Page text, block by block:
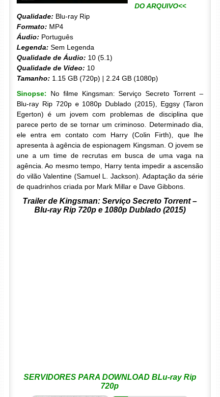
DO ARQUIVO<<
Qualidade: Blu-ray Rip
Formato: MP4
Áudio: Português
Legenda: Sem Legenda
Qualidade de Áudio: 10 (5.1)
Qualidade de Vídeo: 10
Tamanho: 1.15 GB (720p) | 2.24 GB (1080p)
Sinopse: No filme Kingsman: Serviço Secreto Torrent –
Blu-ray Rip 720p e 1080p Dublado (2015), Eggsy (Taron
Egerton) é um jovem com problemas de disciplina que
parece perto de se tornar um criminoso. Determinado dia,
ele entra em contato com Harry (Colin Firth), que lhe
apresenta à agência de espionagem Kingsman. O jovem se
une a um time de recrutas em busca de uma vaga na
agência. Ao mesmo tempo, Harry tenta impedir a ascensão
do vilão Valentine (Samuel L. Jackson). Adaptação da série
de quadrinhos criada por Mark Millar e Dave Gibbons.
Trailer de Kingsman: Serviço Secreto Torrent –
Blu-ray Rip 720p e 1080p Dublado (2015)
SERVIDORES PARA DOWNLOAD BLu-ray Rip
720p